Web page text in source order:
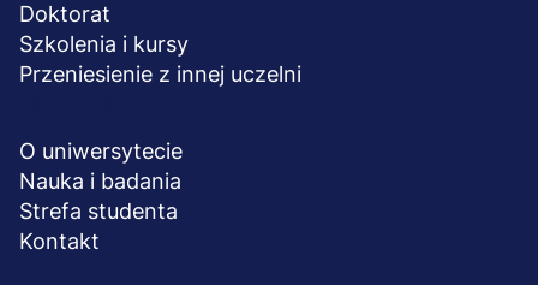
Doktorat
Szkolenia i kursy
Przeniesienie z innej uczelni
O uniwersytecie
Nauka i badania
Strefa studenta
Kontakt